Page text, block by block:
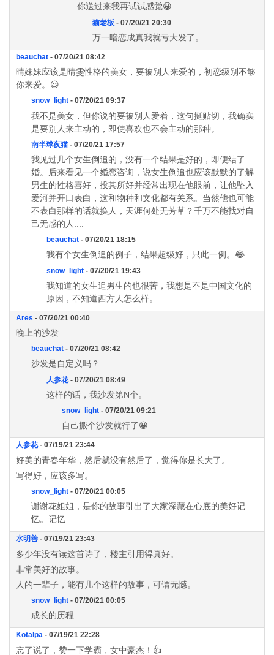
你送过来我再试试感觉😀
猫老板 - 07/20/21 20:30
万一暗恋成真我就亏大发了。
beauchat - 07/20/21 08:42
晴妹妹应该是晴雯性格的美女，要被别人来爱的，初恋级别不够
你来爱。😃
snow_light - 07/20/21 09:37
我不是美女，但你说的要被别人爱着，这句挺贴切，我确实
是要别人来主动的，即使喜欢也不会主动的那种。
南半球夜猫 - 07/20/21 17:57
我见过几个女生倒追的，没有一个结果是好的，即便结了
婚。后来看见一个婚恋咨询，说女生倒追也应该默默的了解
男生的性格喜好，投其所好并经常出现在他眼前，让他坠入
爱河并开口表白，这和物种和文化都有关系。当然他也可能
不表白那样的话就换人，天涯何处无芳草？千万不能找对自
己无感的人....
beauchat - 07/20/21 18:15
我有个女生倒追的例子，结果超级好，只此一例。😂
snow_light - 07/20/21 19:43
我知道的女生追男生的也很苦，我想是不是中国文化的
原因，不知道西方人怎么样。
Ares - 07/20/21 00:40
晚上的沙发
beauchat - 07/20/21 08:42
沙发是自定义吗？
人参花- 07/20/21 08:49
这样的话，我沙发第N个。
snow_light - 07/20/21 09:21
自己搬个沙发就行了😀
人参花- 07/19/21 23:44
好美的青春年华，然后就没有然后了，觉得你是长大了。
写得好，应该多写。
snow_light - 07/20/21 00:05
谢谢花姐姐，是你的故事引出了大家深藏在心底的美好记
忆。记忆
水明善 - 07/19/21 23:43
多少年没有读这首诗了，楼主引用得真好。
非常美好的故事。
人的一辈子，能有几个这样的故事，可谓无憾。
snow_light - 07/20/21 00:05
成长的历程
Kotalpa - 07/19/21 22:28
忘了说了，赞一下学霸，女中豪杰！👍